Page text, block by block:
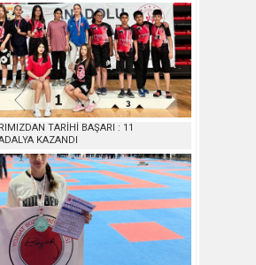
TARİHİ BAŞARI : 11
KAZANDI